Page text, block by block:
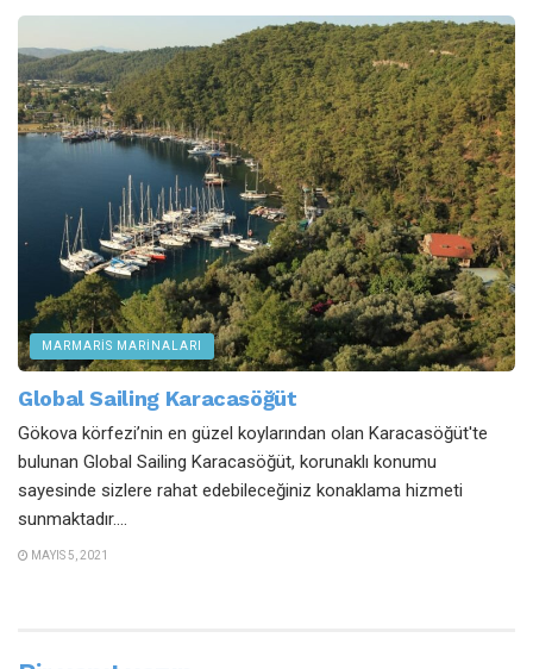
MARMARIS MARINALARI
Global Sailing Karacasöğüt
Gökova körfezi’nin en güzel koylarından olan Karacasöğüt'te
bulunan Global Sailing Karacasöğüt, korunaklı konumu
sayesinde sizlere rahat edebileceğiniz konaklama hizmeti
sunmaktadır....
MAYIS 5, 2021